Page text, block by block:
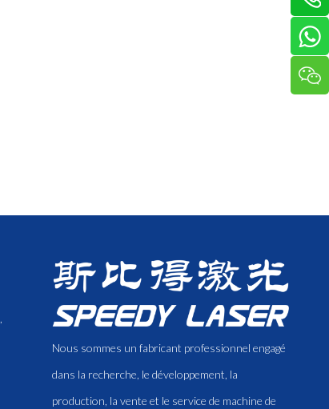
Nous sommes un fabricant professionnel engagé
dans la recherche, le développement, la
production, la vente et le service de machine de